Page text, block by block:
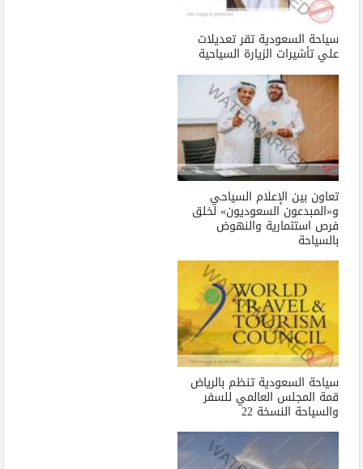
سياحة السعودية تقر تعديلات
علي تأشيرات الزيارة السياحية
تعاون بين الإعلام السياحي
و«المبدعون السعوديون» لخلق
فرص استثمارية والنهوض
بالسياحة
سياحة السعودية تنظم بالرياض
قمة المجلس العالمي للسفر
والسياحة النسخة 22